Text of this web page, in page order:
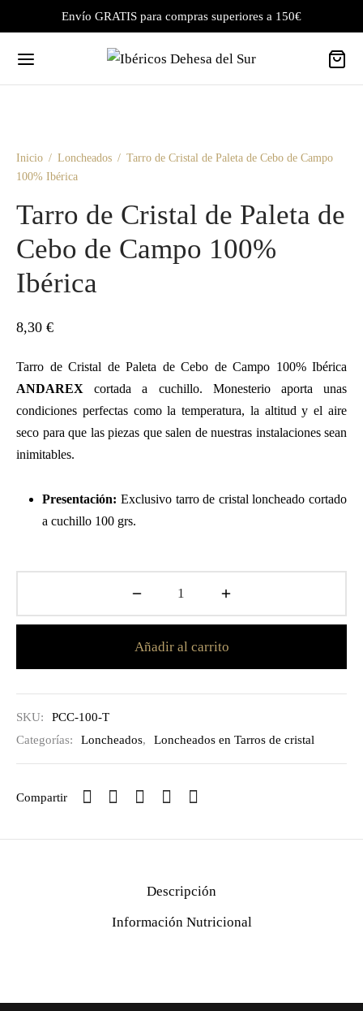
Envío GRATIS para compras superiores a 150€
Inicio / Loncheados / Tarro de Cristal de Paleta de Cebo de Campo
100% Ibérica
Tarro de Cristal de Paleta de
Cebo de Campo 100%
Ibérica
8,30 €
Tarro de Cristal de Paleta de Cebo de Campo 100% Ibérica
ANDAREXcortada a cuchillo. Monesterio aporta unas
condiciones perfectas como la temperatura, la altitud y el aire
seco para que las piezas que salen de nuestras instalaciones sean
inimitables.
Presentación: Exclusivo tarro de cristal loncheado cortado
a cuchillo 100 grs.
Añadir al carrito
SKU:
PCC-100-T
Categorías:
Loncheados, Loncheados en Tarros de cristal
Compartir
Descripción
Información Nutricional